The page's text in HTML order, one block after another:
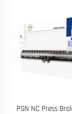
PSN NC Press